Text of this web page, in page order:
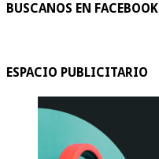
BUSCANOS EN FACEBOOK
ESPACIO PUBLICITARIO